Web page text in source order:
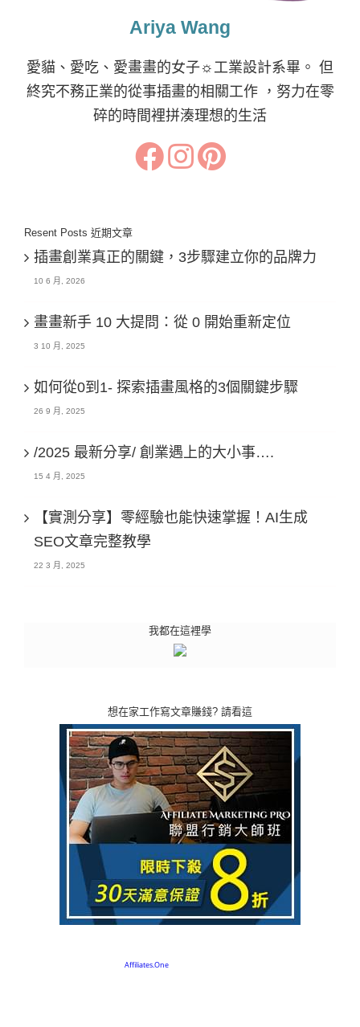
Ariya Wang
愛貓、愛吃、愛畫畫的女子☼工業設計系畢。 但
終究不務正業的從事插畫的相關工作 ，努力在零
碎的時間裡拼湊理想的生活
Resent Posts 近期文章
插畫創業真正的關鍵，3步驟建立你的品牌力
10 6 月, 2026
畫畫新手 10 大提問：從 0 開始重新定位
3 10 月, 2025
如何從0到1- 探索插畫風格的3個關鍵步驟
26 9 月, 2025
/2025 最新分享/ 創業遇上的大小事….
15 4 月, 2025
【實測分享】零經驗也能快速掌握！AI生成
SEO文章完整教學
22 3 月, 2025
我都在這裡學
想在家工作寫文章賺錢? 請看這